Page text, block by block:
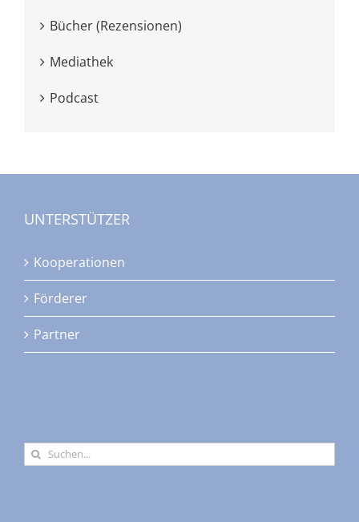
Bücher (Rezensionen)
Mediathek
Podcast
UNTERSTÜTZER
Kooperationen
Förderer
Partner
Suche
nach: